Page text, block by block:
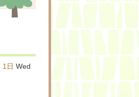
1日 Wed